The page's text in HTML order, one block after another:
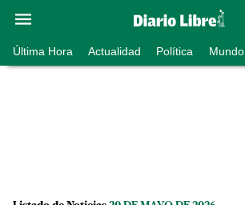
Última Hora Actualidad Política Mundo